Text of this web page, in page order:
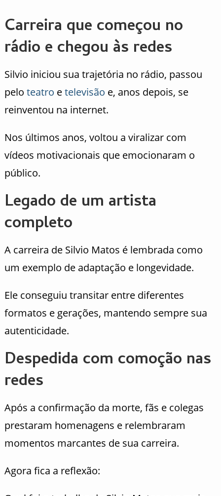
Carreira que começou no
rádio e chegou às redes
Silvio iniciou sua trajetória no rádio, passou
pelo teatro etelevisão e, anos depois, se
reinventou na internet.
Nos últimos anos, voltou a viralizar com
vídeos motivacionais que emocionaram o
público.
Legado de um artista
completo
A carreira de Silvio Matos é lembrada como
um exemplo de adaptação e longevidade.
Ele conseguiu transitar entre diferentes
formatos e gerações, mantendo sempre sua
autenticidade.
Despedida com comoção nas
redes
Após a confirmação da morte, fãs e colegas
prestaram homenagens e relembraram
momentos marcantes de sua carreira.
Agora fica a reflexão: